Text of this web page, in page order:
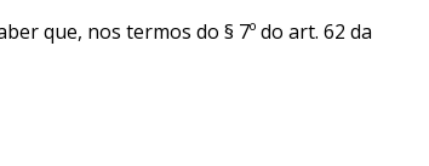
que, nos termos do § 7º do art. 62 da